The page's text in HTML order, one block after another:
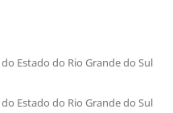
Estado do Rio Grande do Sul
Estado do Rio Grande do Sul